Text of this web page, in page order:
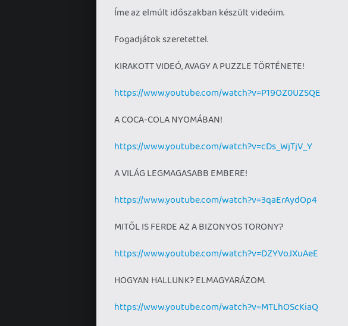
Íme az elmúlt időszakban készült videóim.
Fogadjátok szeretettel.
KIRAKOTT VIDEÓ, AVAGY A PUZZLE TÖRTÉNETE!
https://www.youtube.com/watch?v=P19OZ0UZSQE
A COCA-COLA NYOMÁBAN!
https://www.youtube.com/watch?v=cDs_WjTjV_Y
A VILÁG LEGMAGASABB EMBERE!
https://www.youtube.com/watch?v=3qaErAydOp4
MITŐL IS FERDE AZ A BIZONYOS TORONY?
https://www.youtube.com/watch?v=DZYVoJXuAeE
HOGYAN HALLUNK? ELMAGYARÁZOM.
https://www.youtube.com/watch?v=MTLhOScKiaQ